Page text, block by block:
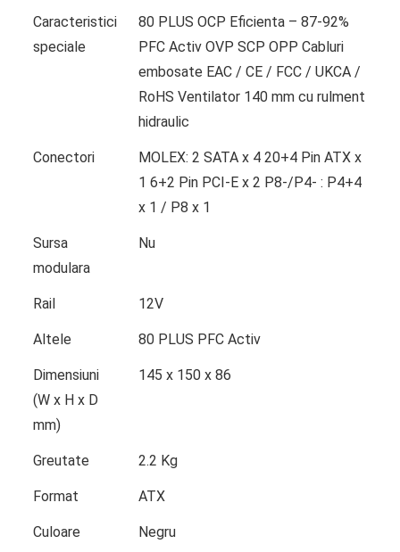
Caracteristici
speciale
80 PLUS OCP Eficienta – 87-92%
PFC Activ OVP SCP OPP Cabluri
embosate EAC / CE / FCC / UKCA /
RoHS Ventilator 140 mm cu rulment
hidraulic
Conectori
MOLEX: 2 SATA x 4 20+4 Pin ATX x
1 6+2 Pin PCI-E x 2 P8-/P4- : P4+4
x 1 / P8 x 1
Sursa
modulara
Nu
Rail 12V
Altele 80 PLUS PFC Activ
Dimensiuni
(W x H x D
mm)
145 x 150 x 86
Greutate 2.2 Kg
Format ATX
Culoare
Negru